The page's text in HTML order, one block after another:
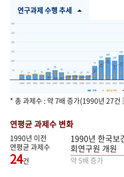
연구과제 수행 추세
* 총 과제수 : 약 7배 증가(1990년 27
연평균 과제수 변화
1990년 이전
연평균 과제수
24건
1990년 한국보
회연구원 개원
약 5배 증가